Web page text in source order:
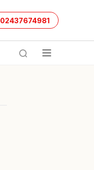
02437674981